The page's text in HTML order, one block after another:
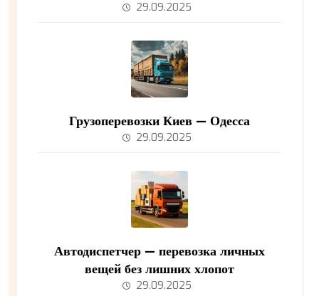
29.09.2025
Грузоперевозки Киев — Одесса
29.09.2025
Автодиспетчер — перевозка личных
вещей без лишних хлопот
29.09.2025